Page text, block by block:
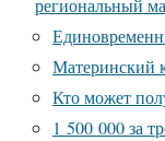
региональный
Материнский
Кто может
1 500 000 за